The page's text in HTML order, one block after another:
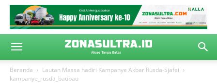
Beranda
Lautan Massa hadiri Kampanye Akbar Rusda-Sjafei
kampanye_rusda_baubau